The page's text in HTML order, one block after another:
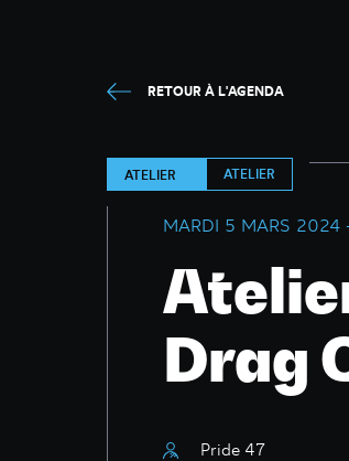
RETOUR À L'AGENDA
ATELIER ATELIER
MARDI 5 MARS 2024
Drag
Pride 47